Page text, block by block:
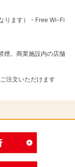
ります）・Free Wi-Fi
煙。商業施設内の店舗
注文いただけます